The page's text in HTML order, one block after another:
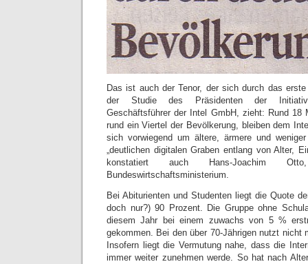
Das ist auch der Tenor, der sich durch das
der Studie des Präsidenten der
Geschäftsführer der Intel GmbH, zieht: Rund 18
rund ein Viertel der Bevölkerung, bleiben dem
sich vorwiegend um ältere, ärmere und
„deutlichen digitalen Graben entlang von Alter,
konstatiert auch Hans-Joachim
Bundeswirtschaftsministerium.
Bei Abiturienten und Studenten liegt die Quote
doch nur?) 90 Prozent. Die Gruppe ohne
diesem Jahr bei einem zuwachs von 5 %
gekommen. Bei den über 70-Jährigen nutzt nicht
Insofern liegt die Vermutung nahe, dass die
immer weiter zunehmen werde. So hat nach